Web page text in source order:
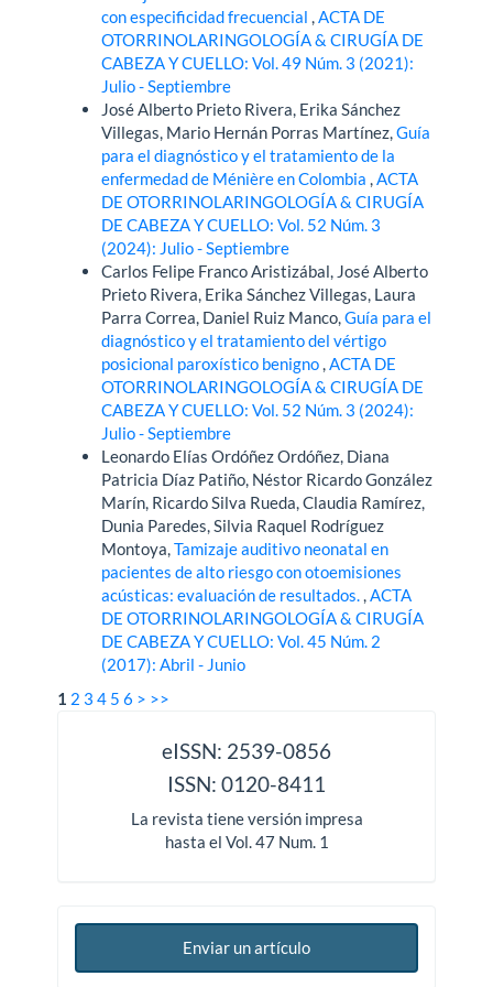
con especificidad frecuencial,ACTA DE
OTORRINOLARINGOLOGÍA & CIRUGÍA DE
CABEZA Y CUELLO: Vol. 49 Núm. 3 (2021):
Julio - Septiembre
José Alberto Prieto Rivera, Erika Sánchez
Villegas, Mario Hernán Porras Martínez,Guía
para el diagnóstico y el tratamiento de la
enfermedad de Ménière en Colombia,ACTA
DE OTORRINOLARINGOLOGÍA & CIRUGÍA
DE CABEZA Y CUELLO: Vol. 52 Núm. 3
(2024): Julio - Septiembre
Carlos Felipe Franco Aristizábal, José Alberto
Prieto Rivera, Erika Sánchez Villegas, Laura
Parra Correa, Daniel Ruiz Manco,Guía para el
diagnóstico y el tratamiento del vértigo
posicional paroxístico benigno,ACTA DE
OTORRINOLARINGOLOGÍA & CIRUGÍA DE
CABEZA Y CUELLO: Vol. 52 Núm. 3 (2024):
Julio - Septiembre
Leonardo Elías Ordóñez Ordóñez, Diana
Patricia Díaz Patiño, Néstor Ricardo González
Marín, Ricardo Silva Rueda, Claudia Ramírez,
Dunia Paredes, Silvia Raquel Rodríguez
Montoya,Tamizaje auditivo neonatal en
pacientes de alto riesgo con otoemisiones
acústicas: evaluación de resultados.,ACTA
DE OTORRINOLARINGOLOGÍA & CIRUGÍA
DE CABEZA Y CUELLO: Vol. 45 Núm. 2
(2017): Abril - Junio
1 2 3 4 5 6 > >>
eISSN: 2539-0856
ISSN: 0120-8411
La revista tiene versión impresa
hasta el Vol. 47 Num. 1
Enviar un artículo